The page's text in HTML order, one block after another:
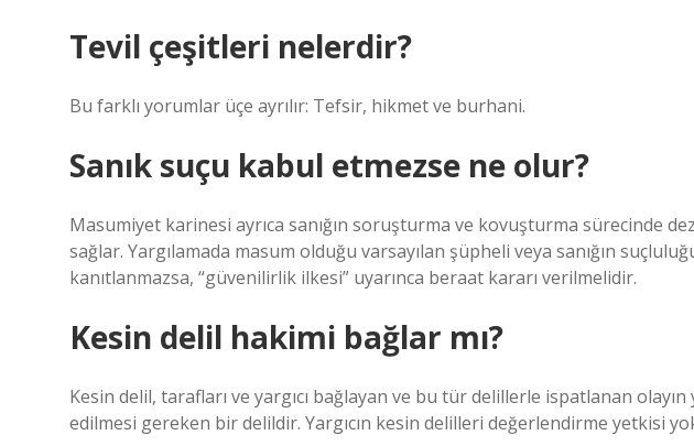
Tevil çeşitleri nelerdir?
Bu farklı yorumlar üçe ayrılır: Tefsir, hikmet ve burhani.
Sanık suçu kabul etmezse ne olur?
Masumiyet karinesi ayrıca sanığın soruşturma ve kovuşturma sürecinde
sağlar. Yargılamada masum olduğu varsayılan şüpheli veya sanığın
kanıtlanmazsa, “güvenilirlik ilkesi” uyarınca beraat kararı verilmelidir.
Kesin delil hakimi bağlar mı?
Kesin delil, tarafları ve yargıcı bağlayan ve bu tür delillerle ispatlanan
edilmesi gereken bir delildir. Yargıcın kesin delilleri değerlendirme yetkisi